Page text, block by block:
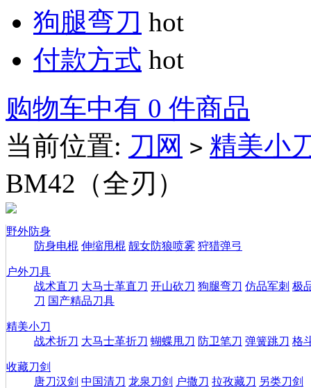
狗腿弯刀 hot
付款方式 hot
购物车中有 0 件商品
当前位置: 刀网 > 精美小
BM42（全刃）
野外防身
防身电棍 伸缩甩棍 靓女防狼喷雾 狩猎弹弓
户外刀具
战术直刀 大马士革直刀 开山砍刀 狗腿弯刀 仿品军刺 极
刀 国产精品刀具
精美小刀
战术折刀 大马士革折刀 蝴蝶甩刀 防卫笔刀 弹簧跳刀 格
收藏刀剑
唐刀汉剑 中国清刀 龙泉刀剑 户撒刀 拉孜藏刀 另类刀剑